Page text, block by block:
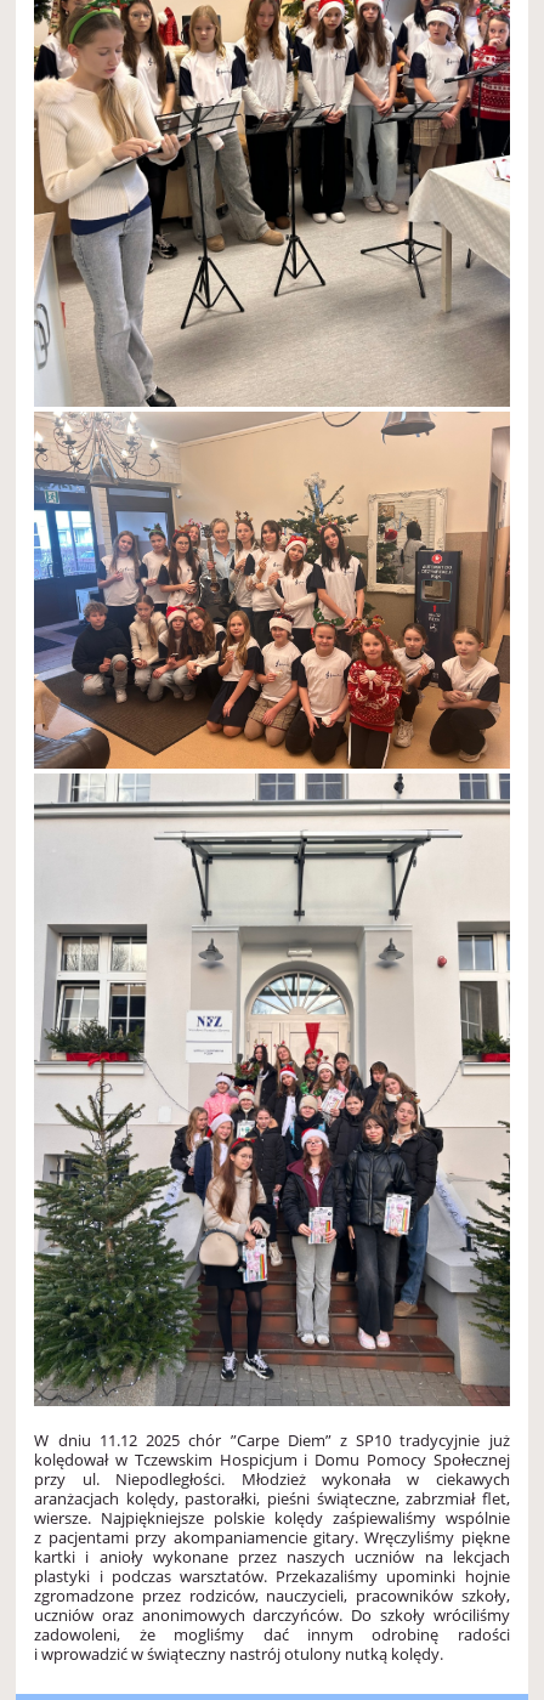
W dniu 11.12 2025 chór ”Carpe Diem” z SP10 tradycyjnie już
kolędował w Tczewskim Hospicjum i Domu Pomocy Społecznej
przy ul. Niepodległości. Młodzież wykonała w ciekawych
aranżacjach kolędy, pastorałki, pieśni świąteczne, zabrzmiał flet,
wiersze. Najpiękniejsze polskie kolędy zaśpiewaliśmy wspólnie
z pacjentami przy akompaniamencie gitary. Wręczyliśmy piękne
kartki i anioły wykonane przez naszych uczniów na lekcjach
plastyki i podczas warsztatów. Przekazaliśmy upominki hojnie
zgromadzone przez rodziców, nauczycieli, pracowników szkoły,
uczniów oraz anonimowych darczyńców. Do szkoły wróciliśmy
zadowoleni, że mogliśmy dać innym odrobinę radości
i wprowadzić w świąteczny nastrój otulony nutką kolędy.